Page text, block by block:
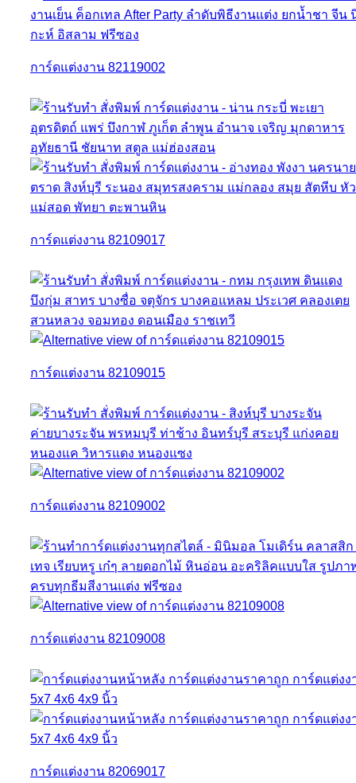
การ์ดแต่งงาน 82119002
การ์ดแต่งงาน 82109017
การ์ดแต่งงาน 82109015
การ์ดแต่งงาน 82109002
การ์ดแต่งงาน 82109008
การ์ดแต่งงาน 82069017